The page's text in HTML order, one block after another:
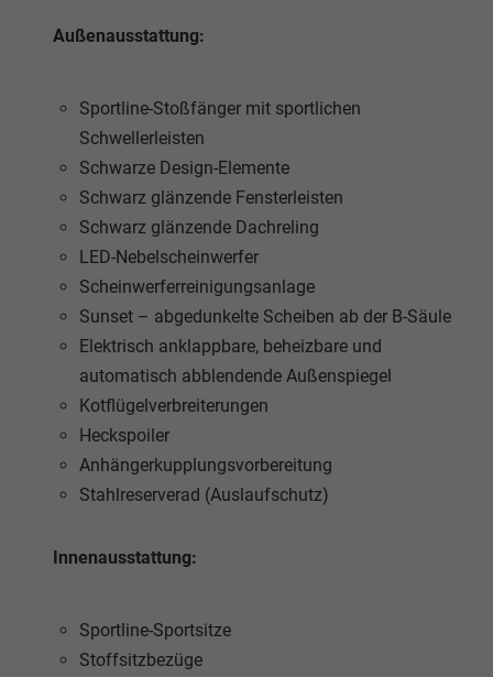
Außenausstattung:
Sportline-Stoßfänger mit sportlichen
Schwellerleisten
Schwarze Design-Elemente
Schwarz glänzende Fensterleisten
Schwarz glänzende Dachreling
LED-Nebelscheinwerfer
Scheinwerferreinigungsanlage
Sunset – abgedunkelte Scheiben ab der B-Säule
Elektrisch anklappbare, beheizbare und
automatisch abblendende Außenspiegel
Kotflügelverbreiterungen
Heckspoiler
Anhängerkupplungsvorbereitung
Stahlreserverad (Auslaufschutz)
Innenausstattung:
Sportline-Sportsitze
Stoffsitzbezüge